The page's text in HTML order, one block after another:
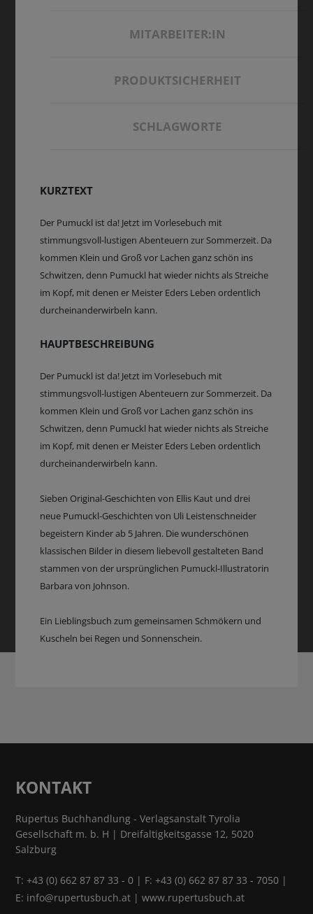
MITARBEITER:IN
PRODUKTSICHERHEIT
SCHLAGWORTE
KURZTEXT
Der Pumuckl ist da! Jetzt im Vorlesebuch mit
stimmungsvoll-lustigen Abenteuern zur Sommerzeit. Da
kommen Klein und Groß vor Lachen ganz schön ins
Schwitzen, denn Pumuckl hat wieder nichts als Streiche
im Kopf, mit denen er Meister Eders Leben ordentlich
durcheinanderwirbeln kann.
HAUPTBESCHREIBUNG
Der Pumuckl ist da! Jetzt im Vorlesebuch mit
stimmungsvoll-lustigen Abenteuern zur Sommerzeit. Da
kommen Klein und Groß vor Lachen ganz schön ins
Schwitzen, denn Pumuckl hat wieder nichts als Streiche
im Kopf, mit denen er Meister Eders Leben ordentlich
durcheinanderwirbeln kann.
Sieben Original-Geschichten von Ellis Kaut und drei
neue Pumuckl-Geschichten von Uli Leistenschneider
begeistern Kinder ab 5 Jahren. Die wunderschönen
klassischen Bilder in diesem liebevoll gestalteten Band
stammen von der ursprünglichen Pumuckl-Illustratorin
Barbara von Johnson.
Ein Lieblingsbuch zum gemeinsamen Schmökern und
Kuscheln bei Regen und Sonnenschein.
KONTAKT
Rupertus Buchhandlung - Verlagsanstalt Tyrolia
Gesellschaft m. b. H | Dreifaltigkeitsgasse 12, 5020
Salzburg
T:+43 (0) 662 87 87 33 - 0 | F: +43 (0) 662 87 87 33 - 7050 |
E: info@rupertusbuch.at |www.rupertusbuch.at